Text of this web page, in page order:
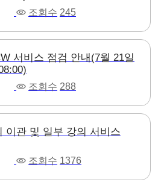
조회수 245
서비스 점검 안내(7월 21일
조회수 288
이관 및 일부 강의 서비스
조회수 1376